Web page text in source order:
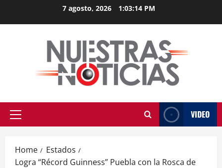
7 agosto, 2026 1:03:14 PM
Primary
VIDEO
Home
Estados
Logra “Récord Guinness” Puebla con la Rosca de